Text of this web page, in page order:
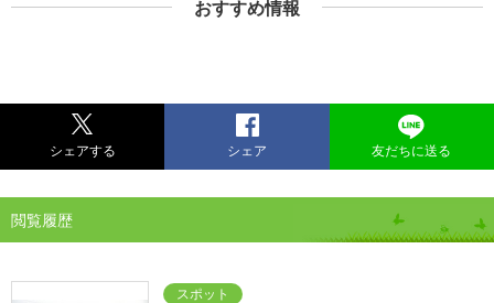
おすすめ情報
シェアする シェア 友だちに送る
閲覧履歴